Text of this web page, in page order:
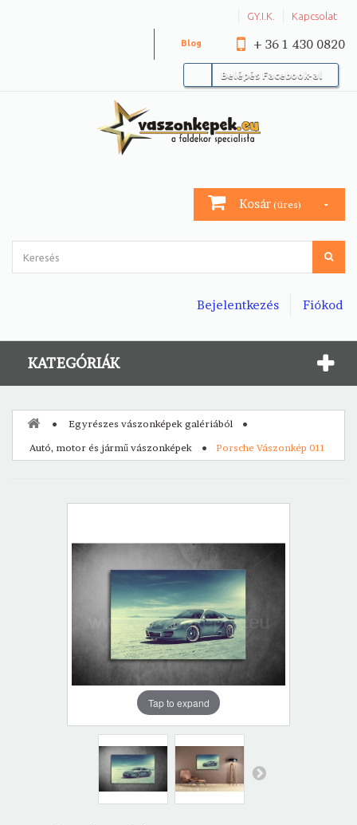
GY.I.K. Kapcsolat
+ 36 1 430 0820
Blog
Belépés Facebook-al
Kosár (üres)
Fiókod
Bejelentkezés
KATEGÓRIÁK
Egyrészes vászonképek galériából
Autó, motor és jármű vászonképek
Porsche Vászonkép 011
Tap to expand